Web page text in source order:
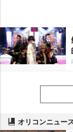
オリコンニュー